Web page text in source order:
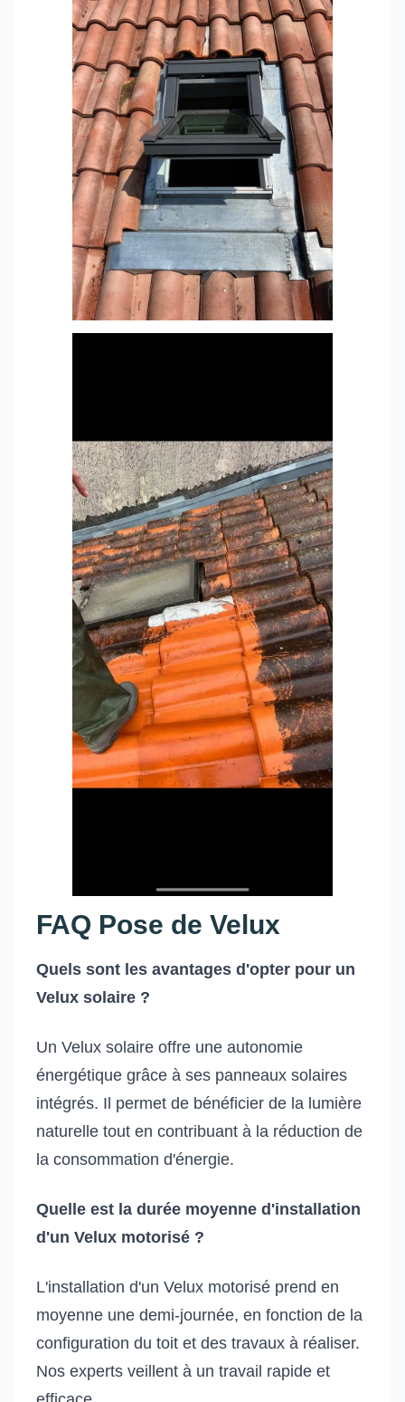
FAQ Pose de Velux
Quels sont les avantages d'opter pour un
Velux solaire ?
Un Velux solaire offre une autonomie
énergétique grâce à ses panneaux solaires
intégrés. Il permet de bénéficier de la lumière
naturelle tout en contribuant à la réduction de
la consommation d'énergie.
Quelle est la durée moyenne d'installation
d'un Velux motorisé ?
L'installation d'un Velux motorisé prend en
moyenne une demi-journée, en fonction de la
configuration du toit et des travaux à réaliser.
Nos experts veillent à un travail rapide et